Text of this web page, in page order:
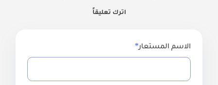
اترك تعليقاً
الاسم المستعار